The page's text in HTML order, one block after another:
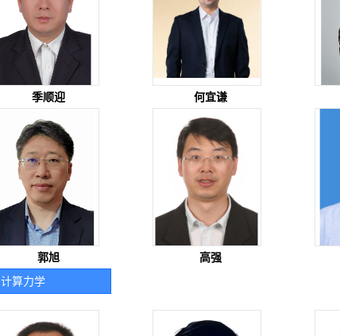
季顺迎 何宜谦
郭旭 高强
计算力学